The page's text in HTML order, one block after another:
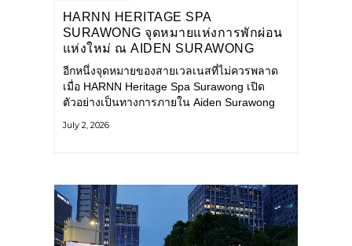
HARNN HERITAGE SPA
SURAWONG จุดหมายแห่งการพักผ่อน
แห่งใหม่ ณ AIDEN SURAWONG
BANGKOK
อีกหนึ่งจุดหมายของสายเวลเนสที่ไม่ควรพลาด
เมื่อ HARNN Heritage Spa Surawong เปิด
ตัวอย่างเป็นทางการภายใน Aiden Surawong
ของเมืองใหญ่ มาสัมผัสประสบการณ์การพักผ่อน
July 2, 2026